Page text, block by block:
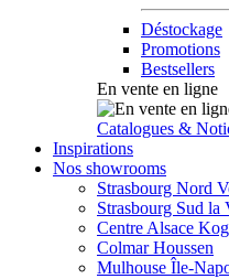
Déstockage
Promotions
Bestsellers
En vente en ligne
Catalogues &
Inspirations
Nos showrooms
Strasbourg Nord
Strasbourg Sud la
Centre Alsace
Colmar Houssen
Mulhouse Île-